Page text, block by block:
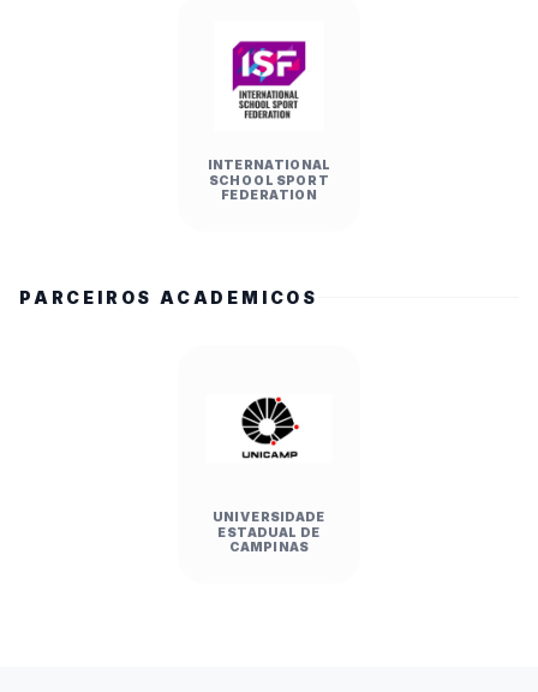
INTERNATIONAL
SCHOOL SPORT
FEDERATION
PARCEIROS ACADEMICOS
UNIVERSIDADE
ESTADUAL DE
CAMPINAS